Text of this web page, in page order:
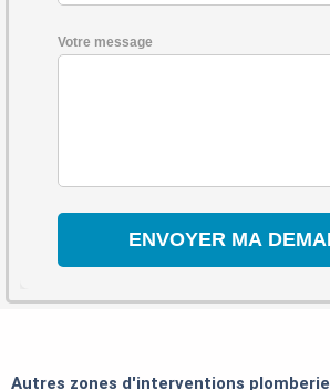
Votre message
Autres zones d'interventions plomberie